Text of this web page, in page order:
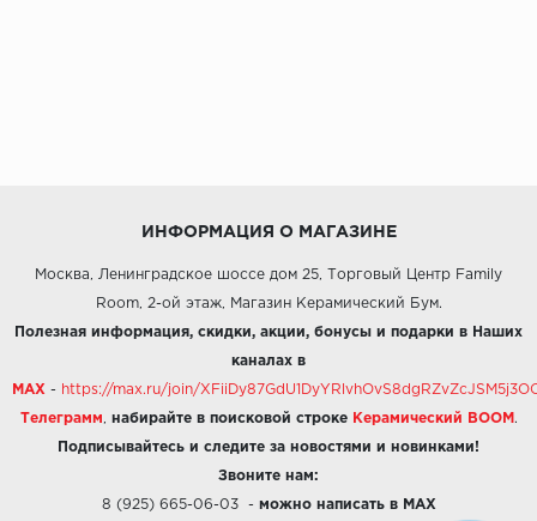
ИНФОРМАЦИЯ О МАГАЗИНЕ
Москва, Ленинградское шоссе дом 25, Торговый Центр Family
Room, 2-ой этаж, Магазин Керамический Бум.
Полезная информация, скидки, акции, бонусы и подарки в Наших
каналах в
MAX - https://max.ru/join/
Телеграмм набирайте в поисковой строке Керамический BOOM .
Подписывайтесь и следите за новостями и новинками!
Звоните нам:
8 (925) 665-06-03- можно написать в MAX